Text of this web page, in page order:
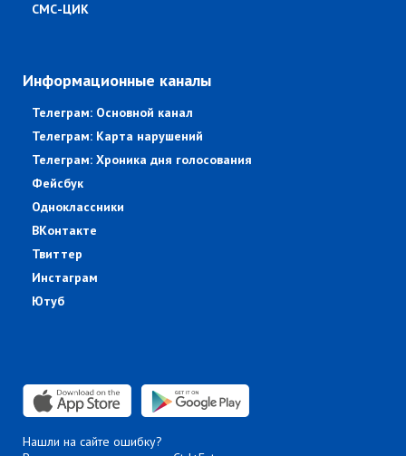
СМС-ЦИК
Информационные каналы
Телеграм: Основной канал
Телеграм: Карта нарушений
Телеграм: Хроника дня голосования
Фейсбук
Одноклассники
ВКонтакте
Твиттер
Инстаграм
Ютуб
Нашли на сайте ошибку?